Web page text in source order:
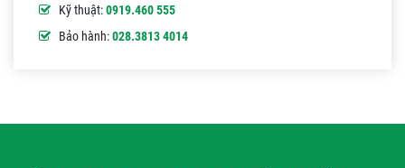
Kỹ thuật:0919.460 555
Bảo hành:028.3813 4014